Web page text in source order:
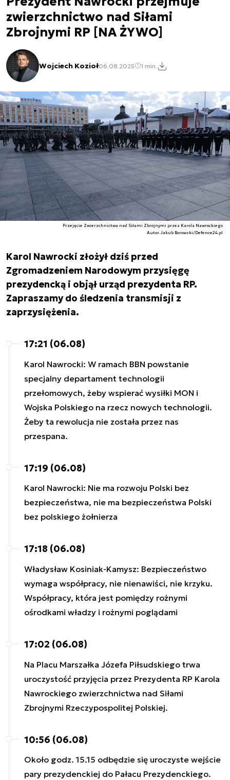
zwierzchnictwo nad Siłami
Zbrojnymi RP [NA ŻYWO]
Wojciech Kozioł06.08.2025 1 min.
Przejęcie Zwierzchnictwa nad Siłami Zbrojnymi przez Karola Nawrockiego
Autor. Jakub Borowski/Defence24.pl
Karol Nawrocki złożył dziś przed
Zgromadzeniem Narodowym przysięgę
prezydencką i objął urząd prezydenta RP.
Zapraszamy do śledzenia transmisji z
zaprzysiężenia.
17:21 (06.08)
Karol Nawrocki: W ramach BBN powstanie
specjalny departament technologii
przełomowych, żeby wspierać wysiłki MON i
Wojska Polskiego na rzecz nowych technologii.
Żeby ta rewolucja nie została przez nas
przespana.
17:19 (06.08)
Karol Nawrocki: Nie ma rozwoju Polski bez
bezpieczeństwa, nie ma bezpieczeństwa Polski
bez polskiego żołnierza
17:18 (06.08)
Władysław Kosiniak-Kamysz: Bezpieczeństwo
wymaga współpracy, nie nienawiści, nie krzyku.
Współpracy, która jest pomiędzy rożnymi
ośrodkami władzy i rożnymi poglądami
17:02 (06.08)
Na Placu Marszałka Józefa Piłsudskiego trwa
uroczystość przyjęcia przez Prezydenta RP Karola
Nawrockiego zwierzchnictwa nad Siłami
Zbrojnymi Rzeczypospolitej Polskiej.
10:56 (06.08)
Około godz. 15.15 odbędzie się uroczyste wejście
pary prezydenckiej do Pałacu Prezydenckiego.